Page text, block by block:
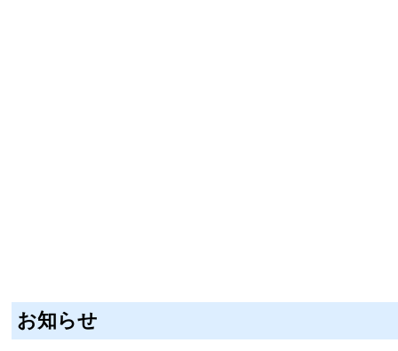
お知らせ